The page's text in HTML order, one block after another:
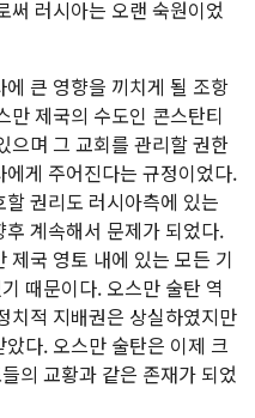
써 러시아는 오랜 숙원이었
큰 영향을 끼치게 될 조항
만 제국의 수도인 콘스탄티
으며 그 교회를 관리할 권한
게 주어진다는 규정이었다.
권리도 러시아측에 있는
계속해서 문제가 되었다.
제국 영토 내에 있는 모든 기
때문이다. 오스만 술탄 역
치적 지배권은 상실하였지만
다. 오스만 술탄은 이제 크
의 교황과 같은 존재가 되었